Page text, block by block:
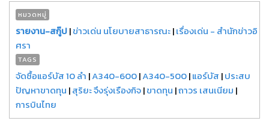
หมวดหมู่
รายงาน-สกู๊ป|ข่าวเด่น นโยบายสาธารณะ|เรื่องเด่น - สำนักข่าวอิ
ศรา
TAGS
จัดซื้อแอร์บัส 10 ลำ |A340-600|A340-500|แอร์บัส |ประสบ
ปัญหาขาดทุน |สุริยะ จึงรุ่งเรืองกิจ|ขาดทุน |ถาวร เสนเนียม |
การบินไทย